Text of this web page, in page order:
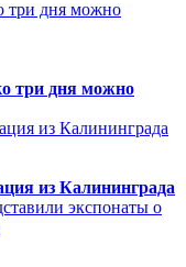
три дня можно
из Калининграда